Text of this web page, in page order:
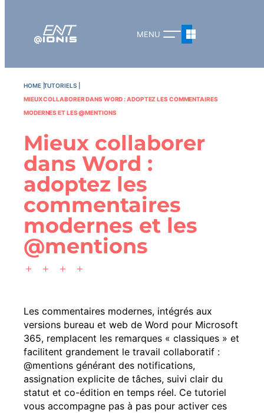
HOME TUTORIELS
MIEUX COLLABORER DANS WORD : ADOPTEZ LES COMMENTAIRES
MODERNES ET LES @MENTIONS
Mieux collaborer
dans Word :
adoptez les
commentaires
modernes et les
@mentions
Les commentaires modernes, intégrés aux
versions bureau et web de Word pour Microsoft
365, remplacent les remarques « classiques » et
facilitent grandement le travail collaboratif :
@mentions générant des notifications,
assignation explicite de tâches, suivi clair du
statut et co-édition en temps réel. Ce tutoriel
vous accompagne pas à pas pour activer ces